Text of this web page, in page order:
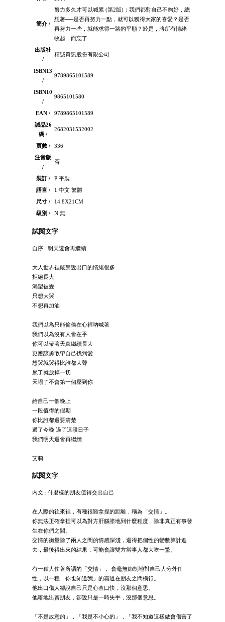
簡介 /
努力多久才可以喊累 (第2版)：我們都對自己不夠好，總
想著──是否再努力一點，就可以獲得大家的喜愛？是否
再努力一些，就能求得一路的平順？於是，將所有情緒
收起，而忘了
出版社
/
精誠資訊股份有限公司
ISBN13
/
9789865101589
ISBN10
/
9865101580
EAN /
9789865101589
誠品26
碼 /
2682031532002
頁數 /
336
注音版
/
否
裝訂 /
P:平裝
語言 /
1:中文 繁體
尺寸 /
14.8X21CM
級別 /
N:無
試閱文字
自序 : 明天還會再繼續
大人世界裡嚴禁說出口的情緒很多
拒絕長大
渴望被愛
只想大哭
不想再加油
我們以為只能偷偷在心裡吶喊著
我們以為沒有人會在乎
你可以帶著天真繼續長大
更應該勇敢帶自己找到愛
想哭就哭得比誰都大聲
累了就放掉一切
天塌了不會第一個壓到你
給自己一個晚上
一段值得的假期
你比誰都還要清楚
過了今晚 過了這段日子
我們明天還會再繼續
艾莉
試閱文字
內文 : 什麼樣的朋友值得交出自己
在人際的往來裡，有種很難拿捏的距離，稱為「交情」。
你無法正確拿捏可以為對方肝腦塗地到什麼程度，除非真正有事發
生在你們之間。
交情的衡量除了兩人之間的情感深淺，還得把個性的變數算計進
去，最後得出來的結果，可能會讓雙方當事人都大吃一驚。
有一種人仗著所謂的「交情」， 會毫無節制地對自己人分外任
性，以一種「你也知道我」的霸道在朋友之間橫行。
他出口傷人卻說自己只是心直口快，沒那個意思。
他暗地出賣朋友，卻說只是一時失手，沒那個意思。
「不是故意的」，「我是不小心的」，「我不知道這樣做會傷害了